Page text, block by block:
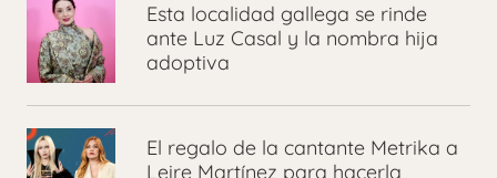
Esta localidad gallega se rinde
ante Luz Casal y la nombra hija
adoptiva
El regalo de la cantante Metrika a
Leire Martínez para hacerla